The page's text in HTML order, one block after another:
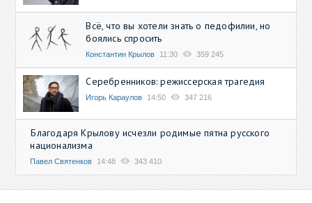
Всё, что вы хотели знать о педофилии, но
боялись спросить
Константин Крылов 11:30 359 245
Серебренников: режиссерская трагедия
Игорь Караулов 14:50 347 216
Благодаря Крылову исчезли родимые пятна русского
национализма
Павел Святенков 14:48 343 410